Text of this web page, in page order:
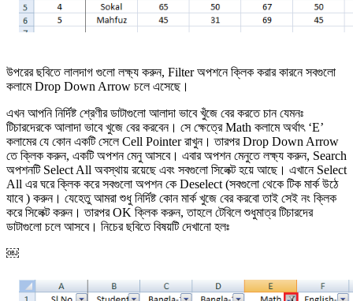
উপরের ছবিতে লালদাগ গুলো লক্ষ্য করুন, Filter অপশনে ক্লিক করার কারনে সবগুলো
কলামে Drop Down Arrow চলে এসেছে।
এখন আপনি নির্দিষ্ট শ্রেণীর ডাটাগুলো আলাদা ভাবে খুঁজে বের করতে চান যেমনঃ
টিচারদেরকে আলাদা ভাবে খুজে বের করবেন। সে ক্ষেত্রে Math কলামে অর্থাৎ ‘E’
কলামের যে কোন একটি সেলে Cell Pointer রাখুন। তারপর Drop Down Arrow
তে ক্লিক করুন, একটি অপশন মেনু আসবে। এবার অপশন মেনুতে লক্ষ্য করুন, Search
অপশনটি Select All অবস্থায় রয়েছে এবং সবগুলো সিলেক্ট হয়ে আছে। এখানে Select
All এর ঘরে ক্লিক করে সবগুলো অপশন কে Deselect (সবগুলো থেকে টিক মার্ক উঠে
যাবে ) করুন। যেহেতু আমরা শুধু নির্দিষ্ট কোন মার্ক খুজে বের করবো তাই সেই নং ক্লিক
করে সিলেক্ট করুন। তারপর OK ক্লিক করুন, তাহলে টেবিলে শুধুমাত্র টিচারদের
ডাটাগুলো চলে আসবে। নিচের ছবিতে বিষয়টি দেখানো হলঃ
￼